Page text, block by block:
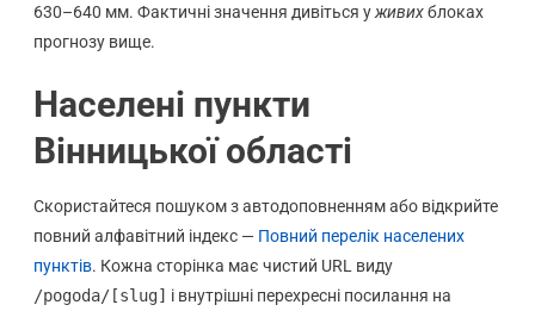
630–640 мм. Фактичні значення дивіться уживихблоках
прогнозу вище.
Населені пункти
Вінницької області
Скористайтеся пошуком з автодоповненням або відкрийте
повний алфавітний індекс — Повний перелік населених
пунктів. Кожна сторінка має чистий URL виду
/pogoda/[slug] і внутрішні перехресні посилання на